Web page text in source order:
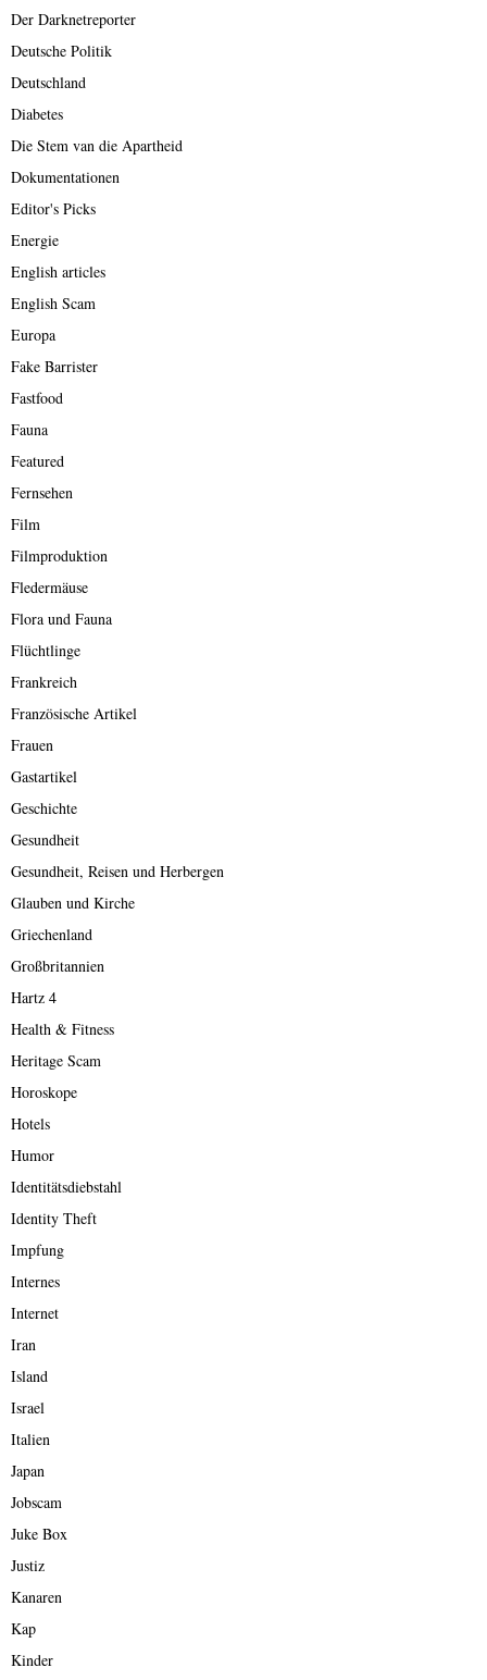
Der Darknetreporter
Deutsche Politik
Deutschland
Diabetes
Die Stem van die Apartheid
Dokumentationen
Editor's Picks
Energie
English articles
English Scam
Europa
Fake Barrister
Fastfood
Fauna
Featured
Fernsehen
Film
Filmproduktion
Fledermäuse
Flora und Fauna
Flüchtlinge
Frankreich
Französische Artikel
Frauen
Gastartikel
Geschichte
Gesundheit
Gesundheit, Reisen und Herbergen
Glauben und Kirche
Griechenland
Großbritannien
Hartz 4
Health & Fitness
Heritage Scam
Horoskope
Hotels
Humor
Identitätsdiebstahl
Identity Theft
Impfung
Internes
Internet
Iran
Island
Israel
Italien
Japan
Jobscam
Juke Box
Justiz
Kanaren
Kap
Kinder